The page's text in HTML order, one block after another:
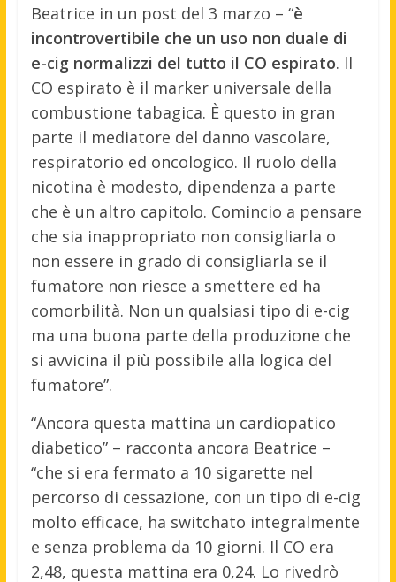
Beatrice in un post del 3 marzo – “è
incontrovertibile che un uso non duale di
e-cig normalizzi del tutto il CO espirato. Il
CO espirato è il marker universale della
combustione tabagica. È questo in gran
parte il mediatore del danno vascolare,
respiratorio ed oncologico. Il ruolo della
nicotina è modesto, dipendenza a parte
che è un altro capitolo. Comincio a pensare
che sia inappropriato non consigliarla o
non essere in grado di consigliarla se il
fumatore non riesce a smettere ed ha
comorbilità. Non un qualsiasi tipo di e-cig
ma una buona parte della produzione che
si avvicina il più possibile alla logica del
fumatore”.
“Ancora questa mattina un cardiopatico
diabetico” – racconta ancora Beatrice –
“che si era fermato a 10 sigarette nel
percorso di cessazione, con un tipo di e-cig
molto efficace, ha switchato integralmente
e senza problema da 10 giorni. Il CO era
2,48, questa mattina era 0,24. Lo rivedrò